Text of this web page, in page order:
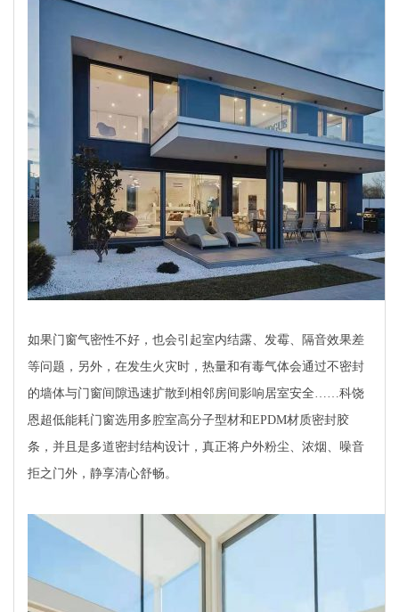
如果门窗气密性不好，也会引起室内结露、发霉、隔音效果差
等问题，另外，在发生火灾时，热量和有毒气体会通过不密封
的墙体与门窗间隙迅速扩散到相邻房间影响居室安全……科饶
恩超低能耗门窗选用多腔室高分子型材和EPDM材质密封胶
条，并且是多道密封结构设计，真正将户外粉尘、浓烟、噪音
拒之门外，静享清心舒畅。